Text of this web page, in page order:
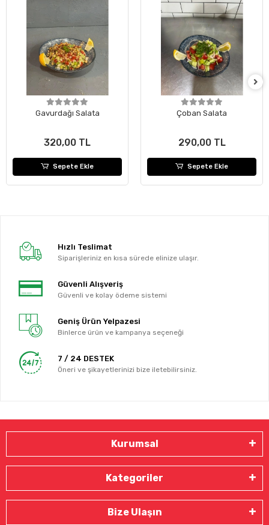
Gavurdağı Salata
320,00 TL
Sepete Ekle
Çoban Salata
290,00 TL
Sepete Ekle
Hızlı Teslimat
Siparişleriniz en kısa sürede elinize ulaşır.
Güvenli Alışveriş
Güvenli ve kolay ödeme sistemi
Geniş Ürün Yelpazesi
Binlerce ürün ve kampanya seçeneği
7 / 24 DESTEK
Öneri ve şikayetlerinizi bize iletebilirsiniz.
Kurumsal
Kategoriler
Bize Ulaşın